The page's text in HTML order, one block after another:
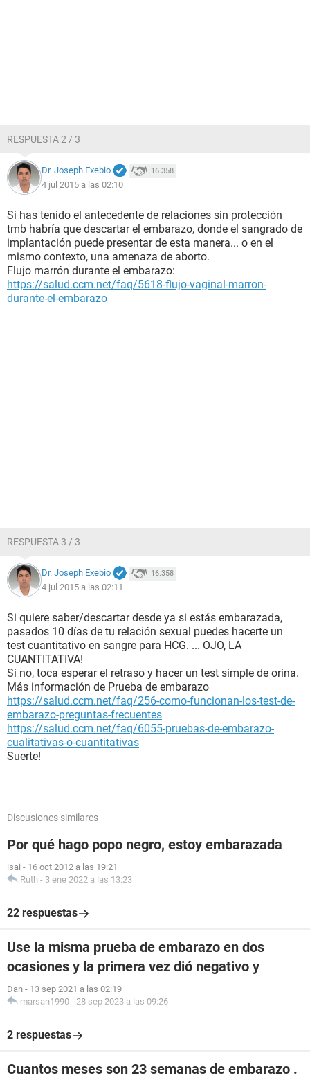
RESPUESTA 2 / 3
Dr. Joseph Exebio 16.358
4 jul 2015 a las 02:10
Si has tenido el antecedente de relaciones sin protección
tmb habría que descartar el embarazo, donde el sangrado de
implantación puede presentar de esta manera... o en el
mismo contexto, una amenaza de aborto.
Flujo marrón durante el embarazo:
https://salud.ccm.net/faq/5618-flujo-vaginal-marron-
durante-el-embarazo
RESPUESTA 3 / 3
Dr. Joseph Exebio 16.358
4 jul 2015 a las 02:11
Si quiere saber/descartar desde ya si estás embarazada,
pasados 10 días de tu relación sexual puedes hacerte un
test cuantitativo en sangre para HCG. ... OJO, LA
CUANTITATIVA!
Si no, toca esperar el retraso y hacer un test simple de orina.
Más información de Prueba de embarazo
https://salud.ccm.net/faq/256-como-funcionan-los-test-de-
embarazo-preguntas-frecuentes
https://salud.ccm.net/faq/6055-pruebas-de-embarazo-
cualitativas-o-cuantitativas
Suerte!
Discusiones similares
Por qué hago popo negro, estoy embarazada
isai - 16 oct 2012 a las 19:21
Ruth - 3 ene 2022 a las 13:23
22 respuestas
Use la misma prueba de embarazo en dos
ocasiones y la primera vez dió negativo y
Dan - 13 sep 2021 a las 02:19
marsan1990 - 28 sep 2023 a las 09:26
2 respuestas
Cuantos meses son 23 semanas de embarazo .